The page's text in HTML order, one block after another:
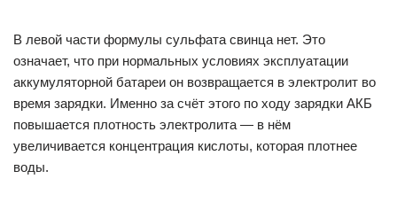
В левой части формулы сульфата свинца нет. Это
означает, что при нормальных условиях эксплуатации
аккумуляторной батареи он возвращается в электролит во
время зарядки. Именно за счёт этого по ходу зарядки АКБ
повышается плотность электролита — в нём
увеличивается концентрация кислоты, которая плотнее
воды.